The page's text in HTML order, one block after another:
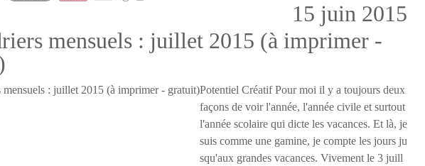
15 juin 2015
mensuels : juillet 2015 (à imprimer -
Potentiel Créatif Pour moi il y a toujours deux
façons de voir l'année, l'année civile et surtout
l'année scolaire qui dicte les vacances. Et là, je
suis comme une gamine, je compte les jours ju
squ'aux grandes vacances. Vivement le 3 juill